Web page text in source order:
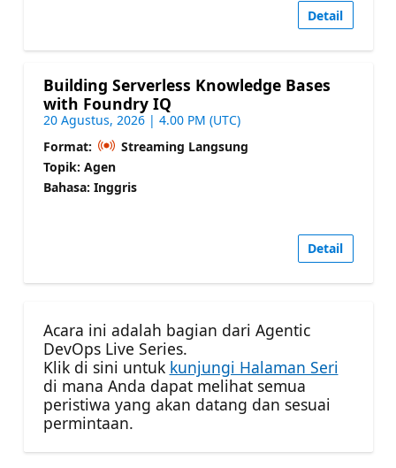
Detail
Building Serverless Knowledge Bases
with Foundry IQ
20 Agustus, 2026 | 4.00 PM (UTC)
Format:
Streaming Langsung
Topik: Agen
Bahasa: Inggris
Detail
Acara ini adalah bagian dari Agentic
DevOps Live Series.
Klik di sini untuk kunjungi Halaman Seri
di mana Anda dapat melihat semua
peristiwa yang akan datang dan sesuai
permintaan.